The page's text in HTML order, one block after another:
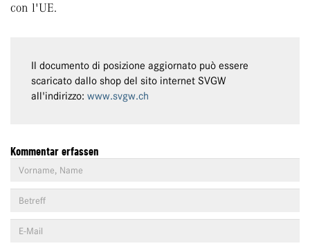
con l'UE.
Il documento di posizione aggiornato può essere
scaricato dallo shop del sito internet SVGW
all'indirizzo: www.svgw.ch
Kommentar erfassen